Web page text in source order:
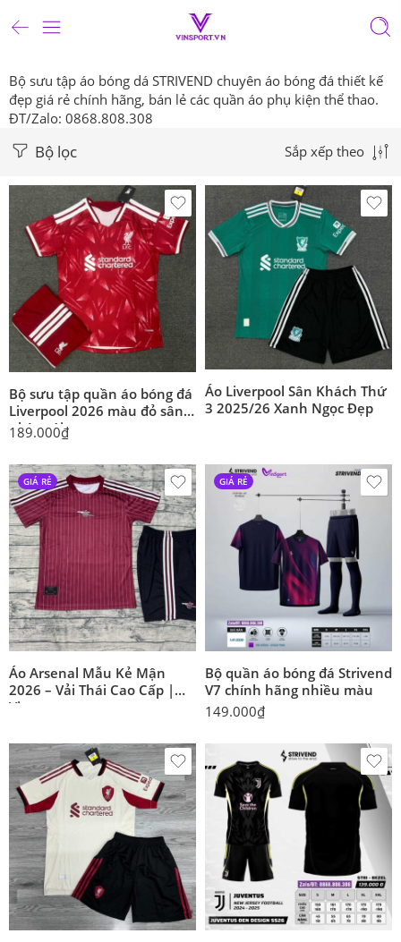
Bộ sưu tập áo bóng dá STRIVEND chuyên áo bóng đá thiết kế
đẹp giá rẻ chính hãng, bán lẻ các quần áo phụ kiện thể thao.
ĐT/Zalo: 0868.808.308
Bộ lọc Sắp xếp theo
Bộ sưu tập quần áo bóng đá
Liverpool 2026 màu đỏ sân
nhà mới
189.000₫
Áo Liverpool Sân Khách Thứ
3 2025/26 Xanh Ngọc Đẹp
GIÁ RẺ
Áo Arsenal Mẫu Kẻ Mận
2026 – Vải Thái Cao Cấp |
Vinsport
GIÁ RẺ
Bộ quần áo bóng đá Strivend
V7 chính hãng nhiều màu
149.000₫